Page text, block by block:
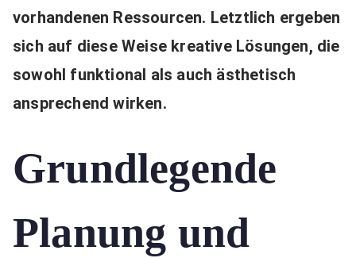
vorhandenen Ressourcen. Letztlich ergeben
sich auf diese Weise kreative Lösungen, die
sowohl funktional als auch ästhetisch
ansprechend wirken.
Grundlegende
Planung und